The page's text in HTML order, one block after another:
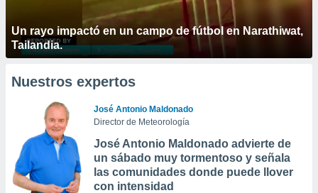
Un rayo impactó en un campo de fútbol en Narathiwat,
Tailandia.
Nuestros expertos
José Antonio Maldonado
Director de Meteorología
José Antonio Maldonado advierte de
un sábado muy tormentoso y señala
las comunidades donde puede llover
con intensidad